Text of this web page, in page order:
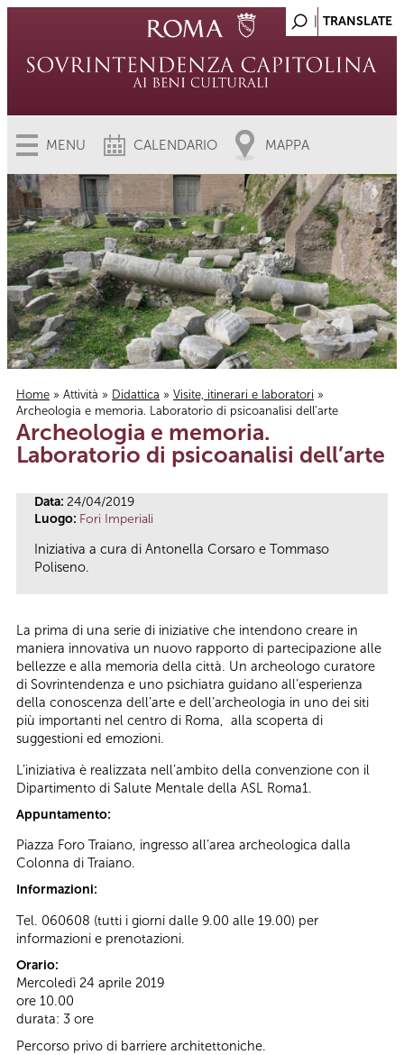
MENU CALENDARIO MAPPA
Tu sei qui
Home » Attività » Didattica » Visite, itinerari e laboratori »
Archeologia e memoria. Laboratorio di psicoanalisi dell’arte
Archeologia e memoria.
Laboratorio di psicoanalisi dell’arte
Data: 24/04/2019
Luogo: Fori Imperiali
Iniziativa a cura di Antonella Corsaro e Tommaso
Poliseno.
La prima di una serie di iniziative che intendono creare in
maniera innovativa un nuovo rapporto di partecipazione alle
bellezze e alla memoria della città. Un archeologo curatore
di Sovrintendenza e uno psichiatra guidano all’esperienza
della conoscenza dell’arte e dell’archeologia in uno dei siti
più importanti nel centro di Roma, alla scoperta di
suggestioni ed emozioni.
L’iniziativa è realizzata nell’ambito della convenzione con il
Dipartimento di Salute Mentale della ASL Roma1.
Appuntamento:
Piazza Foro Traiano, ingresso all’area archeologica dalla
Colonna di Traiano.
Informazioni:
Tel. 060608 (tutti i giorni dalle 9.00 alle 19.00) per
informazioni e prenotazioni.
Orario:
Mercoledì 24 aprile 2019
ore 10.00
durata: 3 ore
Percorso privo di barriere architettoniche.